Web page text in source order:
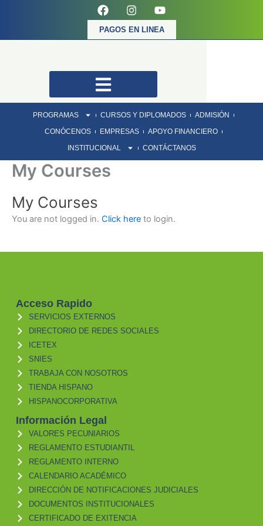
F
a
c
e
o
k
I
n
s
t
r
Y
o
u
t
PAGOS EN LINEA
PROGRAMAS CURSOS Y DIPLOMADOS
ADMISIÓN
CONÓCENOS
EMPRESAS
APOYO FINANCIERO
INSTITUCIONAL
CONTÁCTANOS
My Courses
My Courses
You are not logged in. Click here to login.
Acceso Rapido
SERVICIOS EXTERNOS
DIRECTORIO DE REDES SOCIALES
ICETEX
SNIES
TRABAJA CON NOSOTROS
TIENDA HISPANO
HISPANOCORPORATIVA
Información Legal
VALORES PECUNIARIOS
REGLAMENTO ESTUDIANTIL
REGLAMENTO INTERNO
CALENDARIO ACADÉMICO
DIRECCIÓN DE NOTIFICACIONES JUDICIALES
DOCUMENTOS INSTITUCIONALES
CERTIFICADO DE EXITENCIA